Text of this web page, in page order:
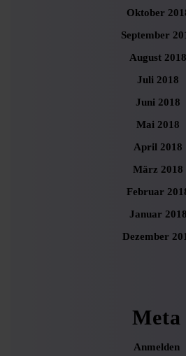
Oktober
September
August 2018
Juli 2018
Juni 2018
Mai 2018
April 2018
März 2018
Februar
Januar 2018
Dezember
Meta
Anmelden